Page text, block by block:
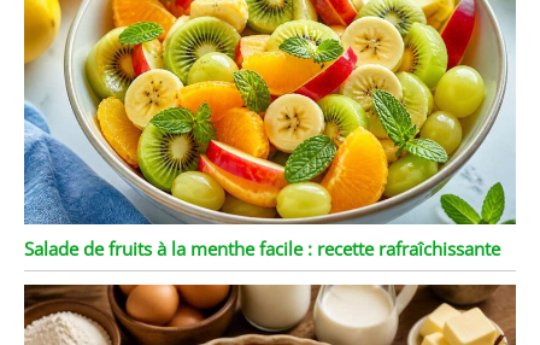
Salade de fruits à la menthe facile : recette rafraîchissante